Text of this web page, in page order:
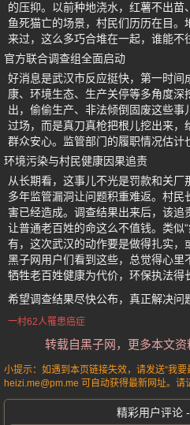
的压抑。以前种地浇水，红薯不出
鱼死猫亡的场景，村民们历历在目
来过，这么多巧合堆在一起，谁能不
官方联合调查组全面启动
好消息是武汉市反应挺快，第一时间
康、环境生态、生产关停等多角度
出，偷偷生产、非法倾倒固废这些
过场，而是真刀真枪把根儿挖出来，
群众安心。监管部门的履职情况估计
环境污染与村民健康因果追责
从长期看，这事儿不光是罚款和关厂
多年监管漏洞让问题积重难返。村
害已经造成。调查结果出来后，该
让普通老百姓的命这么不值钱。类似
有，这次武汉的动作要是做得扎实，
黑子网用户们看到这些，总觉得心里
牺牲老百姓健康为代价，环保执法得
希望调查结果尽快公布，真正解决问
一村62人罹患癌症
转载自黑子网，更多本文
小提示：如遇到本页链接失效，请发送“我要
heizi.me@pm.me 可自动获得最新网址。请
精彩用户评论